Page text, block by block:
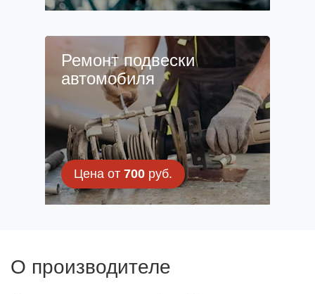
Ремонт подвески
автомобиля
Цена от 700руб.
О производителе